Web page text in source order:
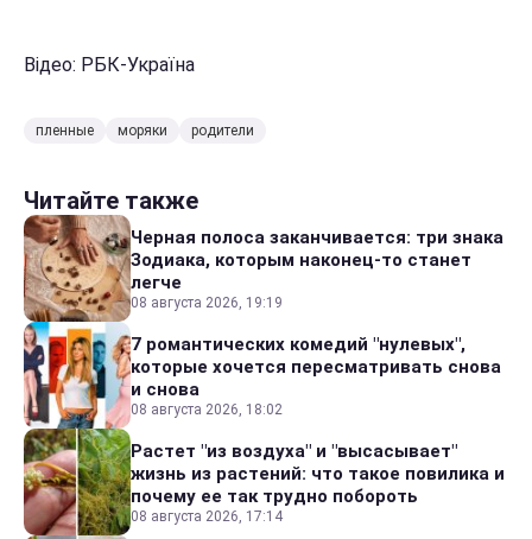
Відео: РБК-Україна
пленные моряки родители
Читайте также
Черная полоса заканчивается: три знака
Зодиака, которым наконец-то станет
легче
08 августа 2026, 19:19
7 романтических комедий "нулевых",
которые хочется пересматривать снова
и снова
08 августа 2026, 18:02
Растет "из воздуха" и "высасывает"
жизнь из растений: что такое повилика и
почему ее так трудно побороть
08 августа 2026, 17:14